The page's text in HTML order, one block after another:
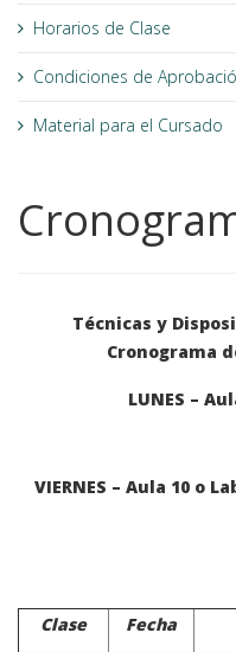
Horarios de Clase
Condiciones de
Material para el Cursado
Técnicas y
Cronograma
LUNES –
VIERNES – Aula 10 o
Clase Fecha